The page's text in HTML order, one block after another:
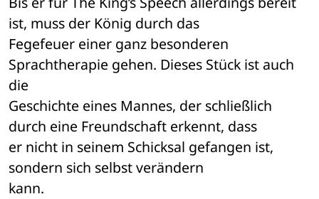
ist, muss der König durch das
Fegefeuer einer ganz besonderen
Sprachtherapie gehen. Dieses Stück ist auch
die
Geschichte eines Mannes, der schließlich
durch eine Freundschaft erkennt, dass
er nicht in seinem Schicksal gefangen ist,
sondern sich selbst verändern
kann.